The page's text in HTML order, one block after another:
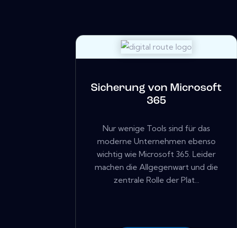
Sicherung von Microsoft
365
Nur wenige Tools sind für das
moderne Unternehmen ebenso
wichtig wie Microsoft 365. Leider
machen die Allgegenwart und die
zentrale Rolle der Plat...